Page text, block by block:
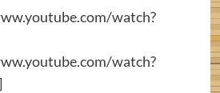
watch?
watch?